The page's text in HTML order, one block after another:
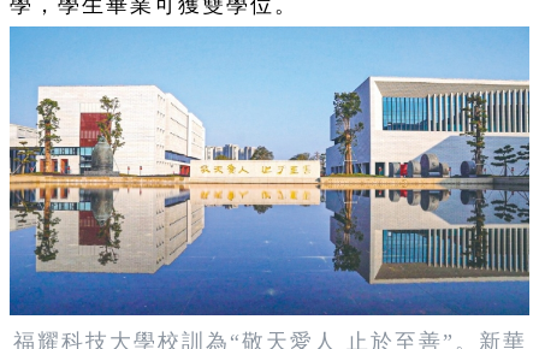
福耀科技大學校訓為“敬天愛人 止於至善”。新華